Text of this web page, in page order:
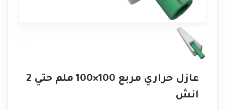
عازل حراري مربع 100×100 ملم حتي 2
انش